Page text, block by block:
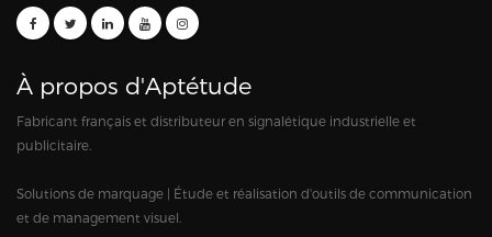
À propos d'Aptétude
Fabricant français et distributeur en signalétique industrielle et
publicitaire.
Solutions de marquage | Étude et réalisation d'outils de communication
et de management visuel.